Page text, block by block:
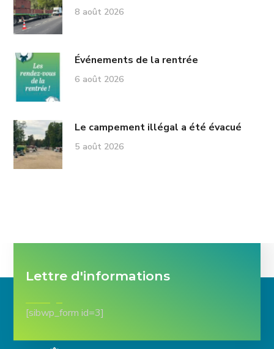
8 août 2026
Événements de la rentrée
6 août 2026
Le campement illégal a été évacué
5 août 2026
Lettre d'informations
[sibwp_form id=3]